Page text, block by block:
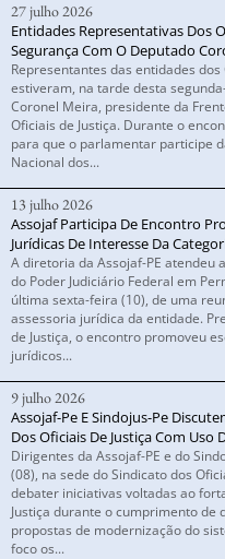
27 julho 2026
Entidades Representativas Dos
Segurança Com O Deputado
Representantes das entidades
estiveram, na tarde desta
Coronel Meira, presidente da
Oficiais de Justiça. Durante o
para que o parlamentar participe
Nacional dos...
13 julho 2026
Assojaf Participa De Encontro
Jurídicas De Interesse Da
A diretoria da Assojaf-PE atendeu
do Poder Judiciário Federal em
última sexta-feira (10), de uma
assessoria jurídica da entidade.
de Justiça, o encontro promoveu
jurídicos...
9 julho 2026
Assojaf-Pe E Sindojus-Pe
Dos Oficiais De Justiça Com
Dirigentes da Assojaf-PE e do
(08), na sede do Sindicato dos
debater iniciativas voltadas ao
Justiça durante o cumprimento
propostas de modernização do
foco os...